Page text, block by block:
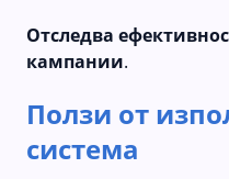
Отследва
кампании.
Ползи от
система